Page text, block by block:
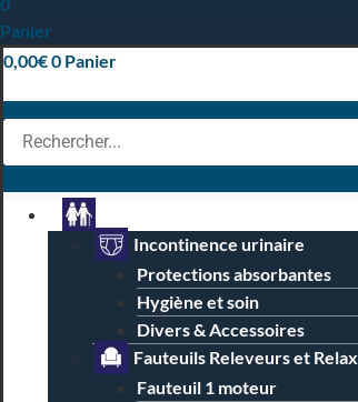
Panier
0,00€0 Panier
Incontinence urinaire
Protections absorbantes
Hygiène et soin
Divers & Accessoires
Fauteuils Releveurs et Relax
Fauteuil 1 moteur